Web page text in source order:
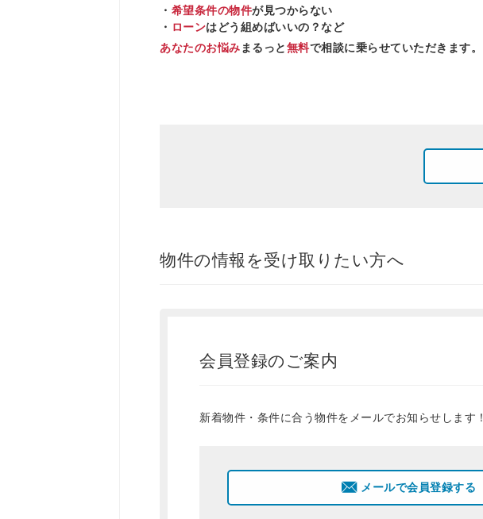
・ 希望条件の物件が見つからない
・ ローンはどう組めばいいの？など
あなたのお悩み まるっと無料で相談に乗らせていただきます。
物件の情報を受け取りたい方へ
会員登録のご案内
新着物件・条件に合う物件をメールでお知らせします！
メールで会員登録する